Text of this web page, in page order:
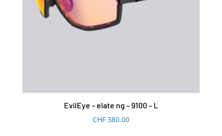
EvilEye – elate ng – 9100 – L
CHF380.00